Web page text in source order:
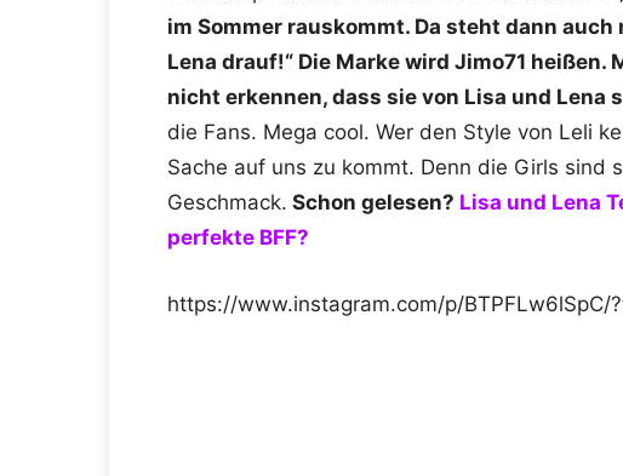
im Sommer rauskommt. Da steht dann
Lena drauf!“ Die Marke wird Jimo71 heißen.
nicht erkennen, dass sie von Lisa und Lena
die Fans. Mega cool. Wer den Style von Leli
Sache auf uns zu kommt. Denn die Girls sind
Geschmack. Schon gelesen? Lisa und Lena
perfekte BFF?
https://www.instagram.com/p/BTPFLw6lSpC/